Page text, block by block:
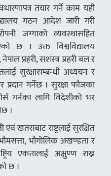
अवधारणापत्र तयार गर्ने काम यही
गठन आदेश जारी गरी
जग्गाको व्यवस्थासहित
छ । उक्त विश्वविद्यालय
प्रहरी, सशस्त्र प्रहरी बल र
सुरक्षासम्बन्धी अध्ययन र
गर्नेछ । सुरक्षा फौजका
गर्नका लागि विदेशीको भर
।
खतराबाट राष्ट्रलाई सुरक्षित
भौगोलिक अखण्डता र
एकतालाई अक्षुण्ण राख्न
छ ।